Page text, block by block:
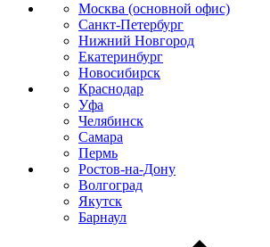
Москва (основной офис)
Санкт-Петербург
Нижний Новгород
Екатеринбург
Новосибирск
Краснодар
Уфа
Челябинск
Самара
Пермь
Ростов-на-Дону
Волгоград
Якутск
Барнаул